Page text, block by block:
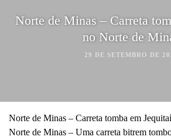
Norte de Minas – Carreta
no Norte de
29 DE SETEMBRO DE
Norte de Minas – Carreta tomba em
Norte de Minas – Uma carreta bitrem